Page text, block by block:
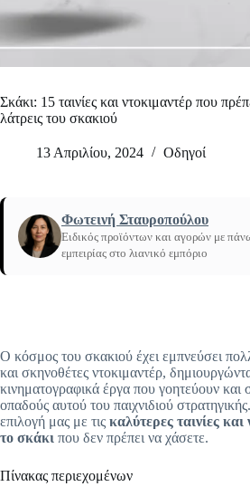
Σκάκι: 15 ταινίες και ντοκιμαντέρ που
λάτρεις του σκακιού
13 Απριλίου, 2024 Οδηγοί
Φωτεινή Σταυροπούλου
Ειδικός προϊόντων και αγορών με
εμπειρίας στο λιανικό εμπόριο
Ο κόσμος του σκακιού έχει εμπνεύσει
και σκηνοθέτες ντοκιμαντέρ,
κινηματογραφικά έργα που γοητεύουν και
οπαδούς αυτού του παιχνιδιού
επιλογή μας με τις καλύτερες ταινίες και
το σκάκι που δεν πρέπει να χάσετε.
Πίνακας περιεχομένων